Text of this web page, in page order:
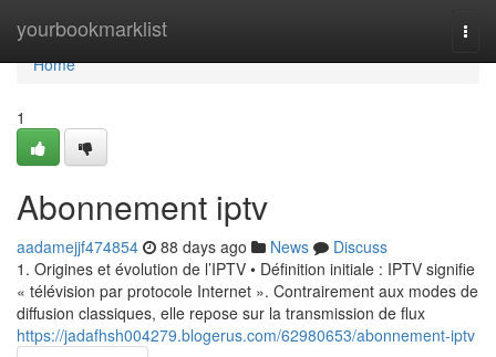
yourbookmarklist
Home
Home
1
Abonnement iptv
aadamejjf474854 88 days ago News
Discuss
1. Origines et évolution de l’IPTV • Définition initiale : IPTV signifie
« télévision par protocole Internet ». Contrairement aux modes de
diffusion classiques, elle repose sur la transmission de flux
https://jadafhsh004279.blogerus.com/62980653/abonnement-iptv